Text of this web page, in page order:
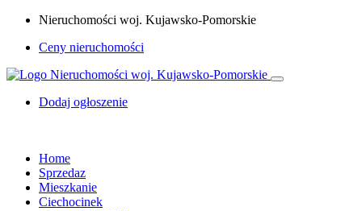
Nieruchomości woj. Kujawsko-Pomorskie
Ceny nieruchomości
Dodaj ogłoszenie
Home
Sprzedaz
Mieszkanie
Ciechocinek